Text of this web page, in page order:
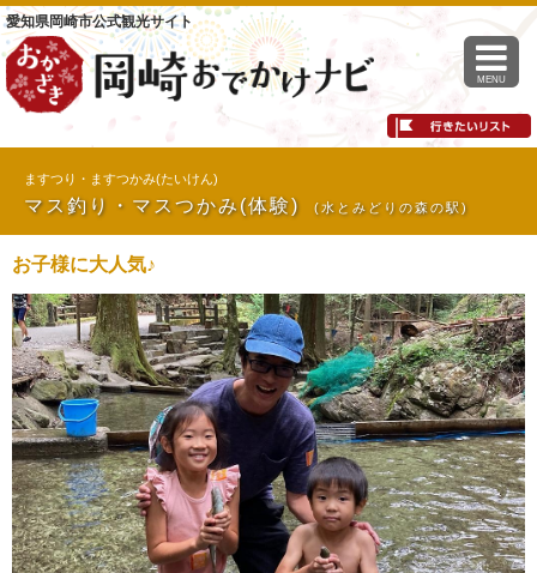
愛知県岡崎市公式観光サイト
MENU
ますつり・ますつかみ(たいけん)
マス釣り・マスつかみ(体験) (水とみどりの森の駅)
お子様に大人気♪